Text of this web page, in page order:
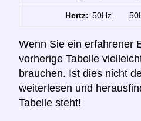
Hertz: 50Hz.
Wenn Sie ein erfahrener
vorherige Tabelle
brauchen. Ist dies nicht
weiterlesen und
Tabelle steht!